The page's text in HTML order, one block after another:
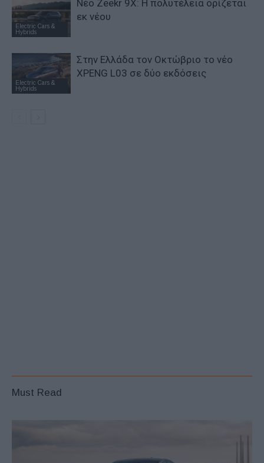
Electric Cars &
Hybrids
Νέο Zeekr 9X: Η πολυτέλεια ορίζεται
εκ νέου
Electric Cars &
Hybrids
Στην Ελλάδα τον Οκτώβριο το νέο
XPENG L03 σε δύο εκδόσεις
Must Read